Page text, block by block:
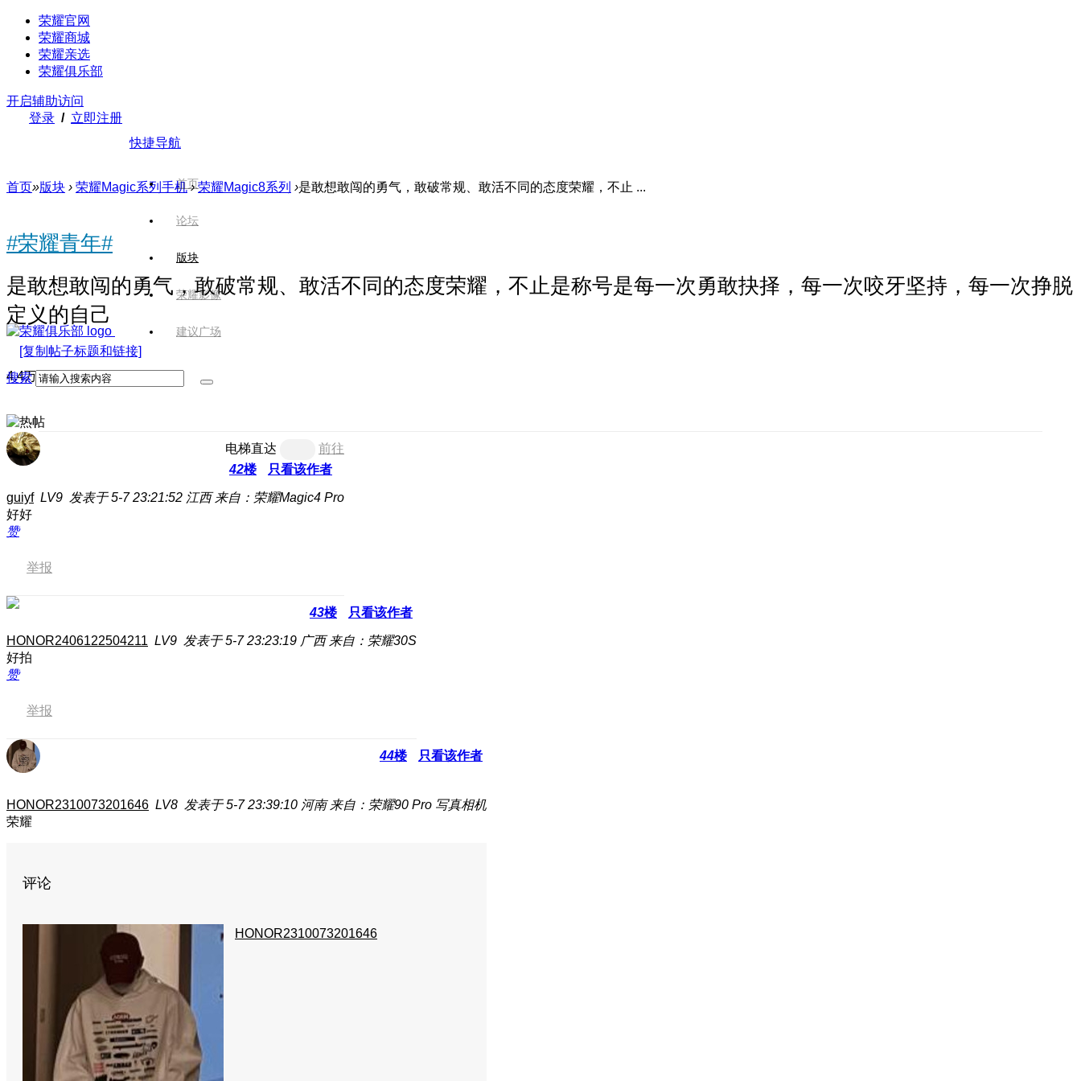
荣耀官网
荣耀商城
荣耀亲选
荣耀俱乐部
开启辅助访问
登录 / 立即注册
快捷导航
首页
论坛
版块
荣耀影像
建议广场
搜索
首页»版块 › 荣耀Magic系列手机 › 荣耀Magic8系列 ›是敢想敢闯的勇气，敢破常规、敢活不同的态度荣耀，不止 ...
#荣耀青年#
是敢想敢闯的勇气，敢破常规、敢活不同的态度荣耀，不止是称号是每一次勇敢抉择，每一次咬牙坚持，每一次挣脱
定义的自己
[复制帖子标题和链接]
4.4万 111
电梯直达
前往
42楼 只看该作者
guiyf LV9 发表于 5-7 23:21:52 江西 来自：荣耀Magic4 Pro
好好
赞
举报
43楼 只看该作者
HONOR2406122504211 LV9 发表于 5-7 23:23:19 广西 来自：荣耀30S
好拍
赞
举报
44楼 只看该作者
HONOR2310073201646 LV8 发表于 5-7 23:39:10 河南 来自：荣耀90 Pro 写真相机
荣耀
评论
HONOR2310073201646